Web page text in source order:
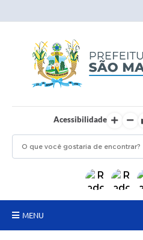
Acessibilidade
MENU